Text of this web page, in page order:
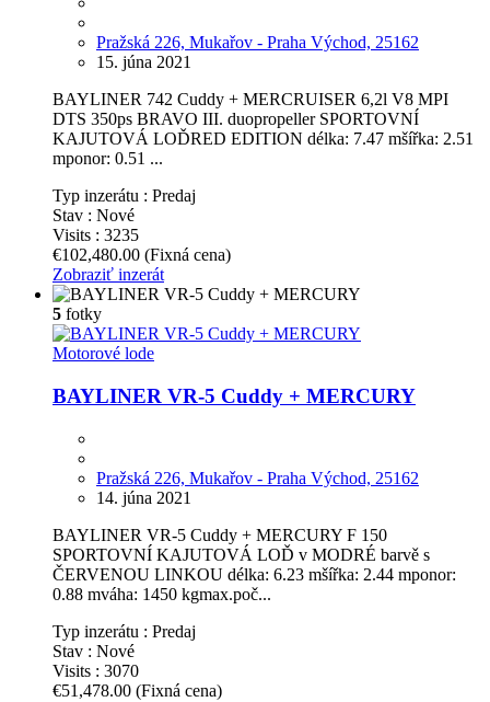
Pražská 226, Mukařov - Praha Východ, 25162
15. júna 2021
BAYLINER 742 Cuddy + MERCRUISER 6,2l V8 MPI
DTS 350ps BRAVO III. duopropeller SPORTOVNÍ
KAJUTOVÁ LOĎRED EDITION délka: 7.47 mšířka: 2.51
mponor: 0.51 ...
Typ inzerátu : Predaj
Stav : Nové
Visits : 3235
€102,480.00 (Fixná cena)
Zobraziť inzerát
5 fotky
Motorové lode
BAYLINER VR-5 Cuddy + MERCURY
Pražská 226, Mukařov - Praha Východ, 25162
14. júna 2021
BAYLINER VR-5 Cuddy + MERCURY F 150
SPORTOVNÍ KAJUTOVÁ LOĎ v MODRÉ barvě s
ČERVENOU LINKOU délka: 6.23 mšířka: 2.44 mponor:
0.88 mváha: 1450 kgmax.poč...
Typ inzerátu : Predaj
Stav : Nové
Visits : 3070
€51,478.00 (Fixná cena)